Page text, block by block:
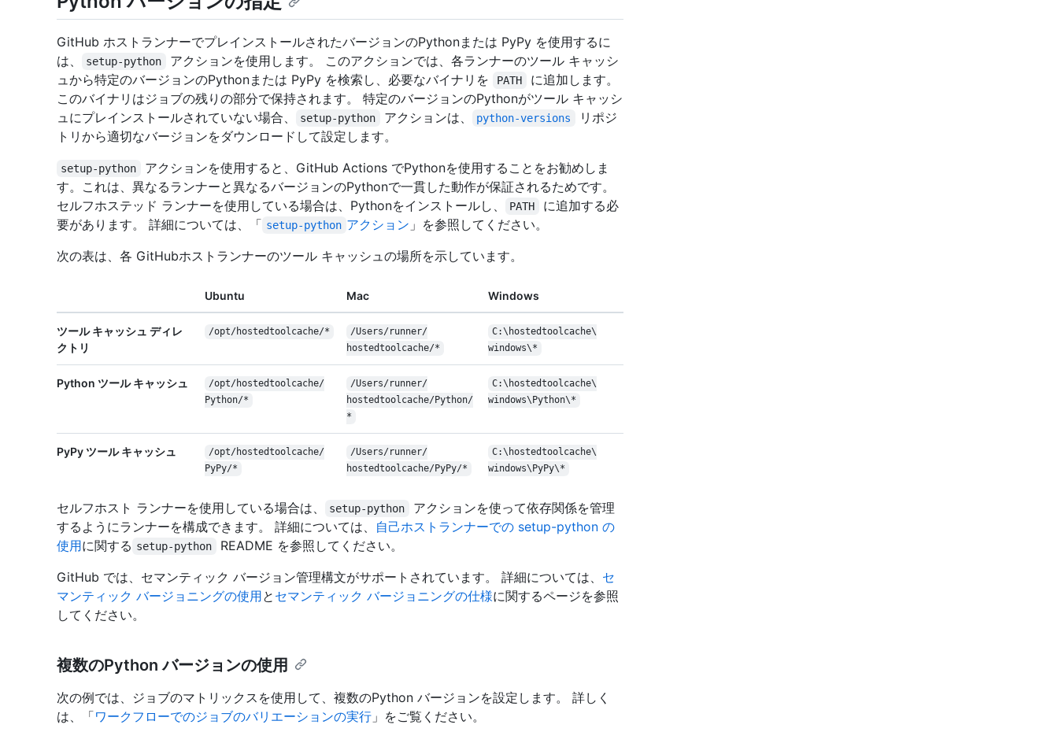
GitHub ホストランナーでプレインストールされたバージョンのPythonまたは PyPy を使用するに
は、
setup-python
アクションを使用します。 このアクションでは、各ランナーのツール キャッシ
ュから特定のバージョンのPythonまたは PyPy を検索し、必要なバイナリを
PATH
に追加します。
このバイナリはジョブの残りの部分で保持されます。 特定のバージョンのPythonがツール キャッシ
ュにプレインストールされていない場合、
setup-python アクションは、 python-versions
リポジ
トリから適切なバージョンをダウンロードして設定します。
setup-python
アクションを使用すると、GitHub Actions でPythonを使用することをお勧めしま
す。これは、異なるランナーと異なるバージョンのPythonで一貫した動作が保証されるためです。
セルフホステッド ランナーを使用している場合は、Pythonをインストールし、
PATH
に追加する必
要があります。 詳細については、「 setup-python アクション 」を参照してください。
次の表は、各 GitHubホストランナーのツール キャッシュの場所を示しています。
Ubuntu Mac Windows
ツール キャッシュ ディレ
クトリ
/opt/hostedtoolcache/* /Users/runner/
hostedtoolcache/*
C:\ hostedtoolcache\
windows\*
Python ツール キャッシュ /opt/hostedtoolcache/
Python/*
/Users/runner/
hostedtoolcache/Python/
*
C:\ hostedtoolcache\
windows\ Python\*
PyPy ツール キャッシュ /opt/hostedtoolcache/
PyPy/*
/Users/runner/
hostedtoolcache/PyPy/*
C:\ hostedtoolcache\
windows\ PyPy\*
セルフホスト ランナーを使用している場合は、 setup-python
アクションを使って依存関係を管理
するようにランナーを構成できます。 詳細については、 自己ホストランナーでの setup-python の
使用に関する setup-python
README を参照してください。
GitHub では、セマンティック バージョン管理構文がサポートされています。 詳細については、 セ
マンティック バージョニングの使用と セマンティック バージョニングの仕様に関するページを参照
してください。
複数のPython バージョンの使用
次の例では、ジョブのマトリックスを使用して、複数のPython バージョンを設定します。 詳しく
は、「ワークフローでのジョブのバリエーションの実行 」をご覧ください。